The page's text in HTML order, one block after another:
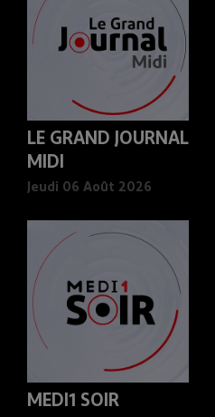
LE GRAND JOURNAL
MIDI
Jeudi 06 Août 2026
MEDI1 SOIR